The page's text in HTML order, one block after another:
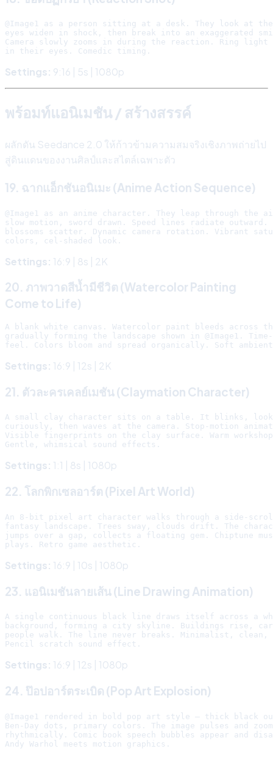
@Image1 as a person sitting at a desk. They look at
eyes widen in shock, then break into an exaggerated
Camera slowly zooms in during the reaction. Ring
Settings: 9:16 | 5s | 1080p
พร้อมท์แอนิเมชัน / สร้างสรรค์
ผลักดัน Seedance 2.0 ให้ก้าวข้ามความสมจริงเชิงภาพถ่ายไป
สู่ดินแดนของงานศิลป์และสไตล์เฉพาะตัว
19. ฉากแอ็กชันอนิเมะ (Anime Action Sequence)
@Image1 as an anime character. They leap through the
slow motion, sword drawn. Speed lines radiate outward.
blossoms scatter. Dynamic camera rotation. Vibrant
Settings: 16:9 | 8s | 2K
20. ภาพวาดสีน้ำมีชีวิต (Watercolor Painting
Come to Life)
A blank white canvas. Watercolor paint bleeds across
gradually forming the landscape shown in @Image1.
Settings: 16:9 | 12s | 2K
21. ตัวละครเคลย์เมชัน (Claymation Character)
A small clay character sits on a table. It blinks,
curiously, then waves at the camera. Stop-motion
Visible fingerprints on the clay surface. Warm
Settings: 1:1 | 8s | 1080p
22. โลกพิกเซลอาร์ต (Pixel Art World)
An 8-bit pixel art character walks through a side-
fantasy landscape. Trees sway, clouds drift. The
jumps over a gap, collects a floating gem. Chiptune
Settings: 16:9 | 10s | 1080p
23. แอนิเมชันลายเส้น (Line Drawing Animation)
A single continuous black line draws itself across a
background, forming a city skyline. Buildings rise,
people walk. The line never breaks. Minimalist, clean,
Settings: 16:9 | 12s | 1080p
24. ป๊อปอาร์ตระเบิด (Pop Art Explosion)
@Image1 rendered in bold pop art style — thick black
Ben-Day dots, primary colors. The image pulses and
rhythmically. Comic book speech bubbles appear and